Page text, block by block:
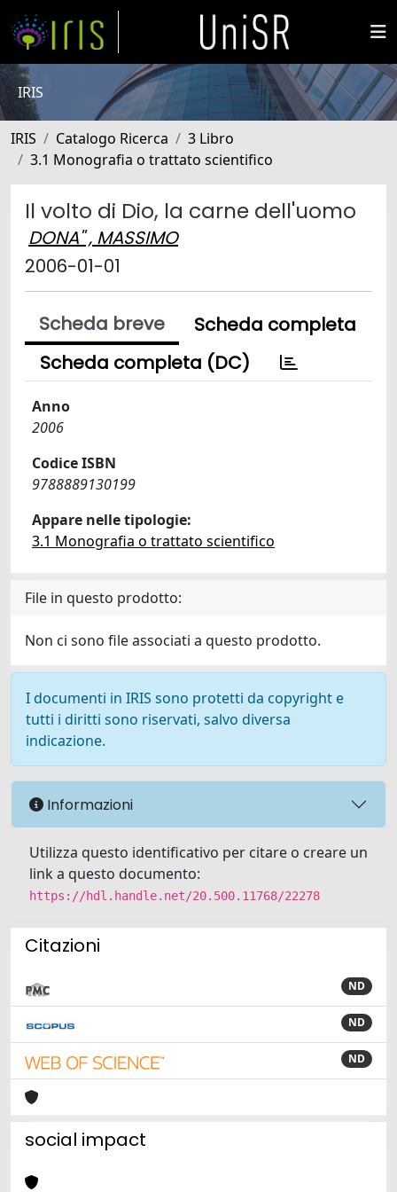
IRIS
IRIS Catalogo Ricerca
3 Libro
3.1 Monografia o trattato scientifico
Il volto di Dio, la carne dell'uomo
DONA'' , MASSIMO
2006-01-01
Scheda breve
Scheda completa
Scheda completa (DC)
Anno
2006
Codice ISBN
9788889130199
Appare nelle tipologie:
3.1 Monografia o trattato scientifico
File in questo prodotto:
Non ci sono file associati a questo prodotto.
I documenti in IRIS sono protetti da copyright e
tutti i diritti sono riservati, salvo diversa
indicazione.
Informazioni
Utilizza questo identificativo per citare o creare un
link a questo documento:
https://hdl.handle.net/20.500.11768/22278
Citazioni
ND
ND
ND
social impact